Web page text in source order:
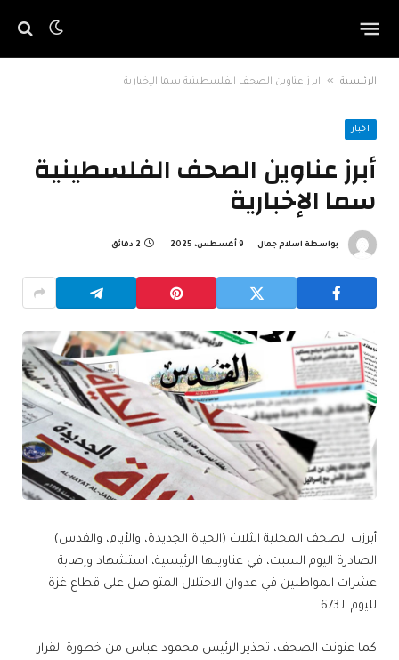
الرئيسية » أبرز عناوين الصحف الفلسطينية سما الإخبارية
اخبار
أبرز عناوين الصحف الفلسطينية
سما الإخبارية
بواسطة اسلام جمال 9 أغسطس، 2025 2 دقائق
أبرزت الصحف المحلية الثلاث (الحياة الجديدة، والأيام، والقدس)
الصادرة اليوم السبت، في عناوينها الرئيسية، استشهاد وإصابة
عشرات المواطنين في عدوان الاحتلال المتواصل على قطاع غزة
لليوم الـ673.
كما عنونت الصحف، تحذير الرئيس محمود عباس من خطورة القرار